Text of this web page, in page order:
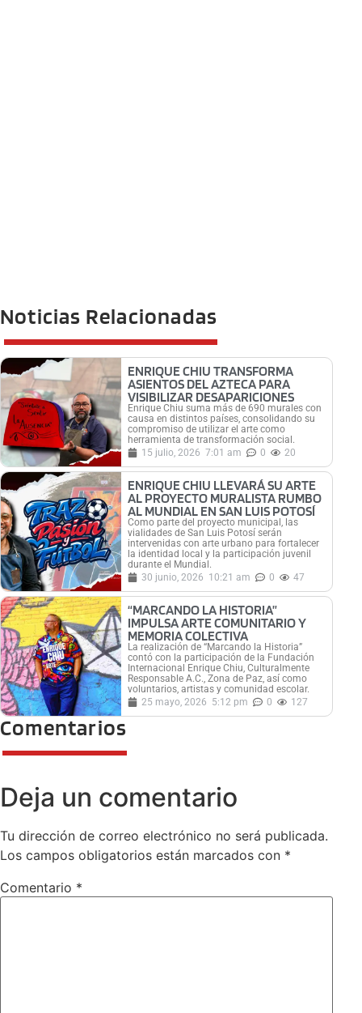
Noticias Relacionadas
ENRIQUE CHIU TRANSFORMA
ASIENTOS DEL AZTECA PARA
VISIBILIZAR DESAPARICIONES
Enrique Chiu suma más de 690 murales con
causa en distintos países, consolidando su
compromiso de utilizar el arte como
herramienta de transformación social.
15 julio, 2026 7:01 am 0 20
ENRIQUE CHIU LLEVARÁ SU ARTE
AL PROYECTO MURALISTA RUMBO
AL MUNDIAL EN SAN LUIS POTOSÍ
Como parte del proyecto municipal, las
vialidades de San Luis Potosí serán
intervenidas con arte urbano para fortalecer
la identidad local y la participación juvenil
durante el Mundial.
30 junio, 2026 10:21 am 0 47
“MARCANDO LA HISTORIA”
IMPULSA ARTE COMUNITARIO Y
MEMORIA COLECTIVA
La realización de “Marcando la Historia”
contó con la participación de la Fundación
Internacional Enrique Chiu, Culturalmente
Responsable A.C., Zona de Paz, así como
voluntarios, artistas y comunidad escolar.
25 mayo, 2026 5:12 pm 0 127
Comentarios
Deja un comentario
Tu dirección de correo electrónico no será publicada.
Los campos obligatorios están marcados con *
Comentario *